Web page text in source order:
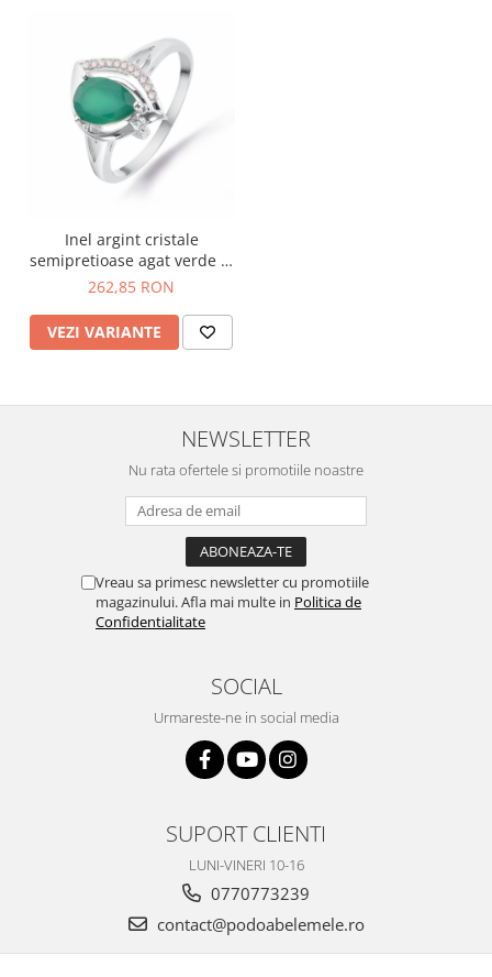
Inel argint cristale
semipretioase agat verde si
cubic zirconia
262,85 RON
VEZI VARIANTE
NEWSLETTER
Nu rata ofertele si promotiile noastre
Vreau sa primesc newsletter cu promotiile
magazinului. Afla mai multe in Politica de
Confidentialitate
SOCIAL
Urmareste-ne in social media
SUPORT CLIENTI
LUNI-VINERI 10-16
0770773239
contact@podoabelemele.ro